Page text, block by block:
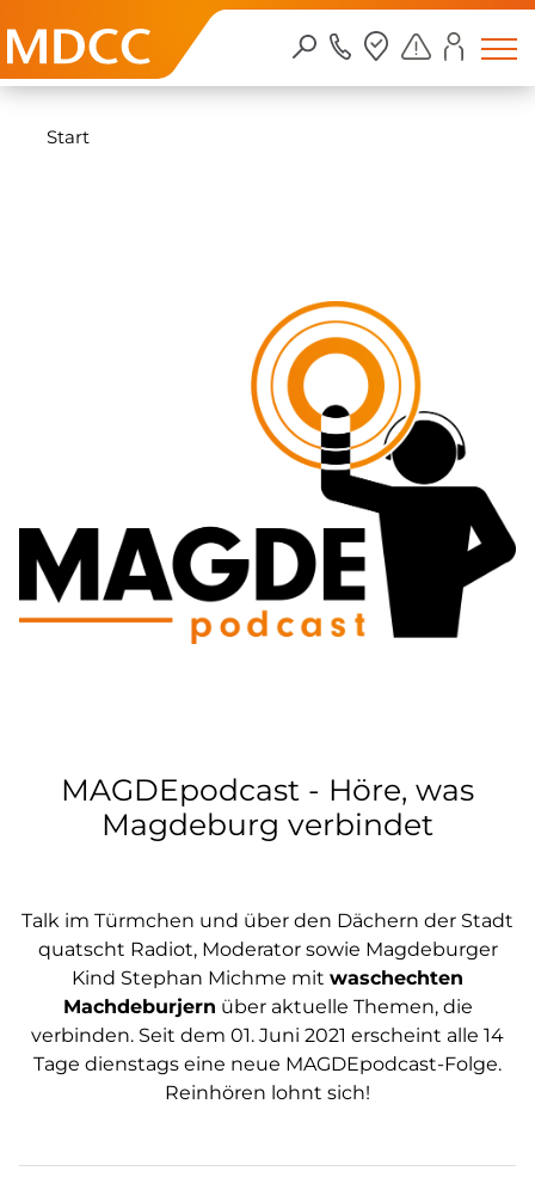
Zum Inhalt springen
Start
MAGDEpodcast - Höre, was
Magdeburg verbindet
Talk im Türmchen und über den Dächern der Stadt
quatscht Radiot, Moderator sowie Magdeburger
Kind Stephan Michme mit waschechten
Machdeburjern über aktuelle Themen, die
verbinden. Seit dem 01. Juni 2021 erscheint alle 14
Tage dienstags eine neue MAGDEpodcast-Folge.
Reinhören lohnt sich!